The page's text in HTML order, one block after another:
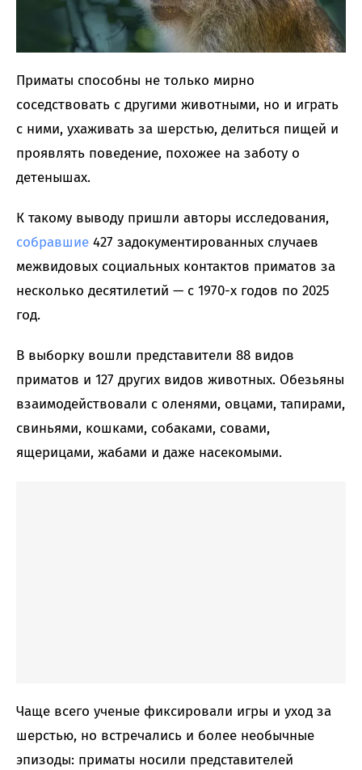
Приматы способны не только мирно
соседствовать с другими животными, но и играть
с ними, ухаживать за шерстью, делиться пищей и
проявлять поведение, похожее на заботу о
детенышах.
К такому выводу пришли авторы исследования,
собравшие 427 задокументированных случаев
межвидовых социальных контактов приматов за
несколько десятилетий — с 1970-х годов по 2025
год.
В выборку вошли представители 88 видов
приматов и 127 других видов животных. Обезьяны
взаимодействовали с оленями, овцами, тапирами,
свиньями, кошками, собаками, совами,
ящерицами, жабами и даже насекомыми.
Чаще всего ученые фиксировали игры и уход за
шерстью, но встречались и более необычные
эпизоды: приматы носили представителей